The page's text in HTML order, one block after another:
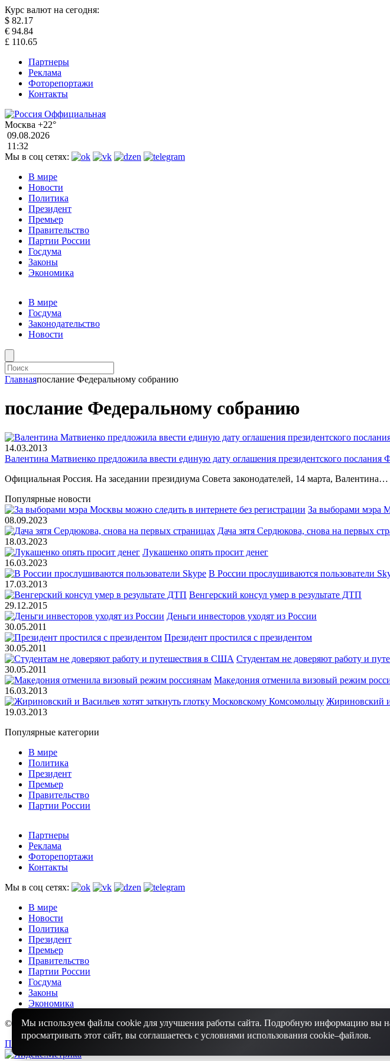
Курс валют на сегодня:
$ 82.17
€ 94.84
£ 110.65
Партнеры
Реклама
Фоторепортажи
Контакты
Москва +22°
09.08.2026
11:32
Мы в соц сетях:
В мире
Новости
Политика
Президент
Премьер
Правительство
Партии России
Госдума
Законы
Экономика
В мире
Госдума
Законодательство
Новости
Главнаяпослание Федеральному собранию
послание Федеральному собранию
14.03.2013
Валентина Матвиенко предложила ввести единую дату оглашения президентского послания
Официальная Россия. На заседании президиума Совета законодателей, 14 марта, Валентина…
Популярные новости
За выборами мэра
08.09.2023
Дача зятя Сердюкова, снова на первых
18.03.2023
Лукашенко опять просит денег
16.03.2023
В России прослушиваются пользователи
17.03.2013
Венгерский консул умер в результате ДТП
29.12.2015
Деньги инвесторов уходят из России
30.05.2011
Президент простился с президентом
30.05.2011
Студентам не доверяют работу и
30.05.2011
Македония отменила визовый режим
16.03.2013
Жириновский и
19.03.2013
Популярные категории
В мире
Политика
Президент
Премьер
Правительство
Партии России
Партнеры
Реклама
Фоторепортажи
Контакты
Мы в соц сетях:
В мире
Новости
Политика
Президент
Премьер
Правительство
Партии России
Госдума
Законы
Экономика
© 2010 - 2026 Россия Оффициальная - Оффициальные новости России.
Политика конфиденциальности
Мы используем файлы cookie для улучшения работы сайта. Подробную информацию вы
просматривать этот сайт, вы соглашаетесь с условиями использования cookie–файлов.